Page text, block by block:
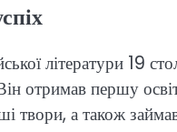
літератури 19
отримав першу
твори, а також